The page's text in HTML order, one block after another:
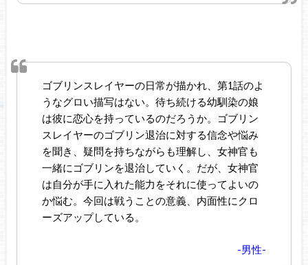
ゴブリンスレイヤーの日常が描かれ、第1話のよ
うなグロい描写はない。待ち続ける幼馴染の娘
は彼に恋心を持っているのだろうか。ゴブリン
スレイヤーのゴブリン退治に対する信念や悩み
を聞き、疑問を持ちながらも理解し、女神官も
一緒にゴブリンを退治していく。だが、女神官
は自分が手に入れた能力をそれに使ってよいの
か悩む。今回は戦うことの意義、内面性にクロ
ーズアップしている。
-男性-